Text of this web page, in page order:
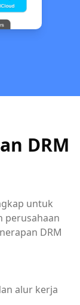
DRM
untuk
perusahaan
DRM
alur kerja